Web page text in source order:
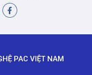
PAC VIỆT NAM